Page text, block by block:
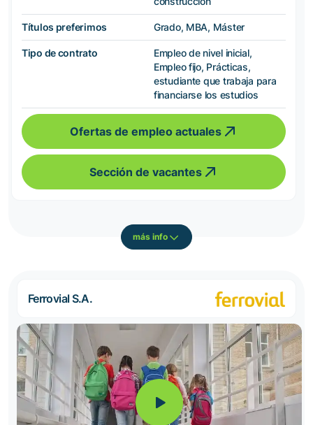
Títulos preferimos Grado, MBA, Máster
Tipo de contrato
Empleo de nivel inicial,
Empleo fijo, Prácticas,
estudiante que trabaja para
financiarse los estudios
Ofertas de empleo actuales
Sección de vacantes
más info
Ferrovial S.A.